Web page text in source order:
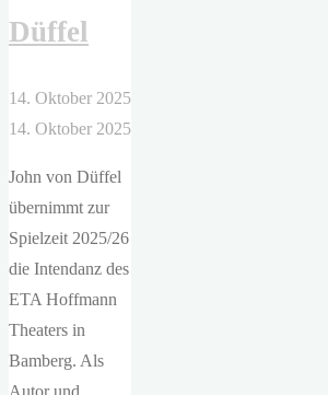
Düffel
14. Oktober 2025
14. Oktober 2025
John von Düffel
übernimmt zur
Spielzeit 2025/26
die Intendanz des
ETA Hoffmann
Theaters in
Bamberg. Als
Autor und